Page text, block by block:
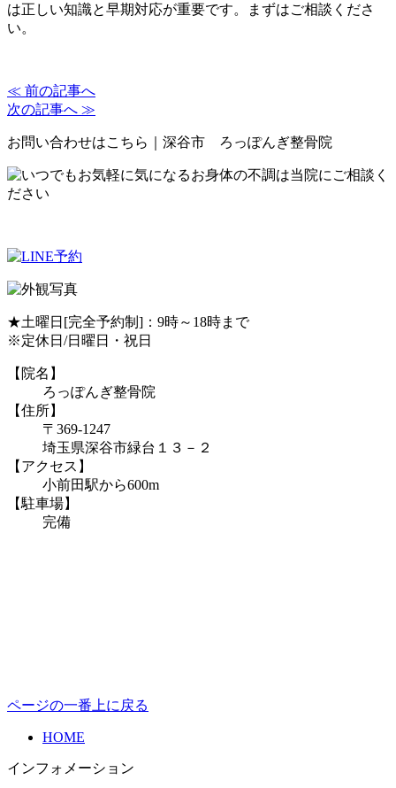
は正しい知識と早期対応が重要です。まずはご相談くださ
い。
≪ 前の記事へ
次の記事へ ≫
お問い合わせはこちら｜深谷市 ろっぽんぎ整骨院
★土曜日[完全予約制]：9時～18時まで
※定休日/日曜日・祝日
【院名】
ろっぽんぎ整骨院
【住所】
〒369-1247
埼玉県深谷市緑台１３－２
【アクセス】
小前田駅から600m
【駐車場】
完備
ページの一番上に戻る
HOME
インフォメーション